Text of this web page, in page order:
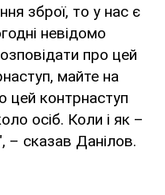
зброї, то у нас є
невідомо
про цей
майте на
цей контрнаступ
осіб. Коли і як –
– сказав Данілов.